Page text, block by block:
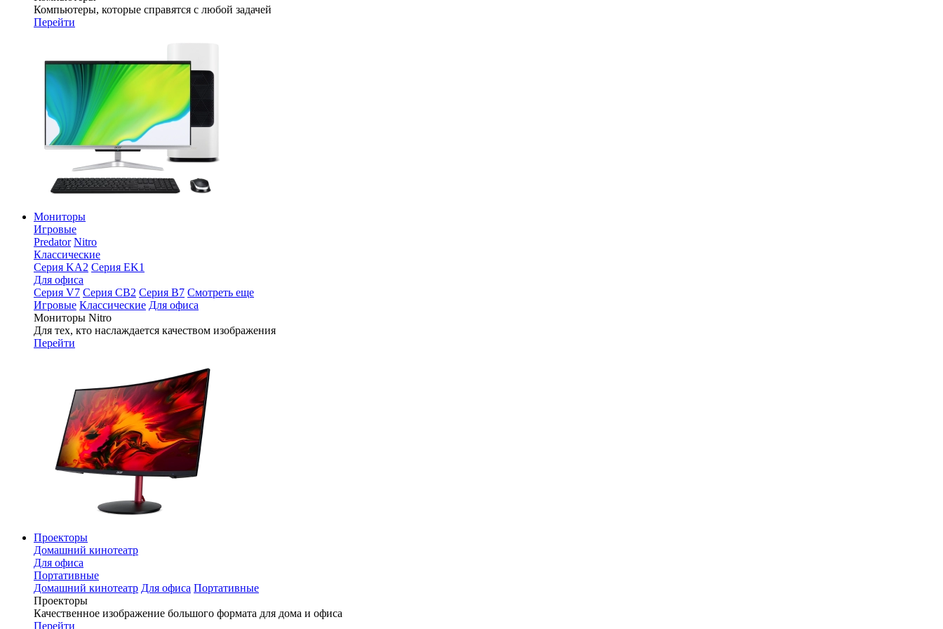
Компьютеры, которые справятся с любой задачей
Перейти
Мониторы
Игровые
Predator Nitro
Классические
Серия KA2 Серия EK1
Для офиса
Серия V7 Серия CB2 Серия B7 Смотреть еще
Игровые Классические Для офиса
Мониторы Nitro
Для тех, кто наслаждается качеством изображения
Перейти
Проекторы
Домашний кинотеатр
Для офиса
Портативные
Домашний кинотеатр Для офиса Портативные
Проекторы
Качественное изображение большого формата для дома и офиса
Перейти